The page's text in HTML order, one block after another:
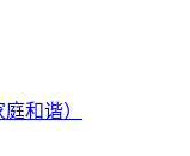
和谐）